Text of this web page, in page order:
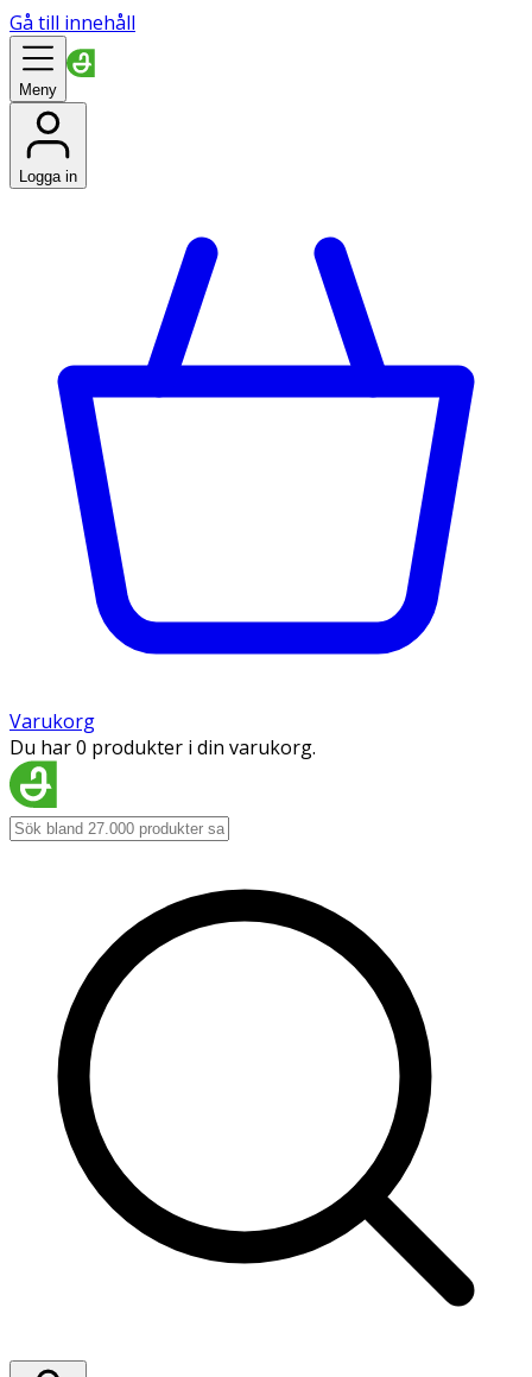
Gå till innehåll
Meny
Logga in
Varukorg
Du har 0 produkter i din varukorg.